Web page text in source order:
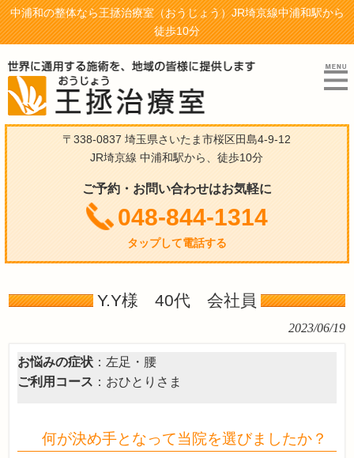
中浦和の整体なら王拯治療室（おうじょう）JR埼京線中浦和駅から
徒歩10分
〒338-0837 埼玉県さいたま市桜区田島4-9-12
JR埼京線 中浦和駅から、徒歩10分
ご予約・お問い合わせはお気軽に
048-844-1314
タップして電話する
Y.Y様 40代 会社員
2023/06/19
お悩みの症状 ：左足・腰
ご利用コース ：おひとりさま
何が決め手となって当院を選びましたか？